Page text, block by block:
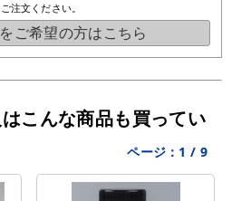
注文ください。
ご希望の方はこちら
ページ： 1 / 9